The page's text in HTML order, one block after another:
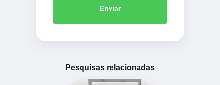
Enviar
Pesquisas relacionadas